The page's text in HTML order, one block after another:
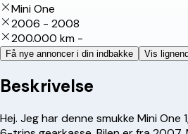
Mini One
2006 - 2008
200.000 km -
Få nye annoncer i din indbakke Vis
Beskrivelse
Hej. Jeg har denne smukke Mini One